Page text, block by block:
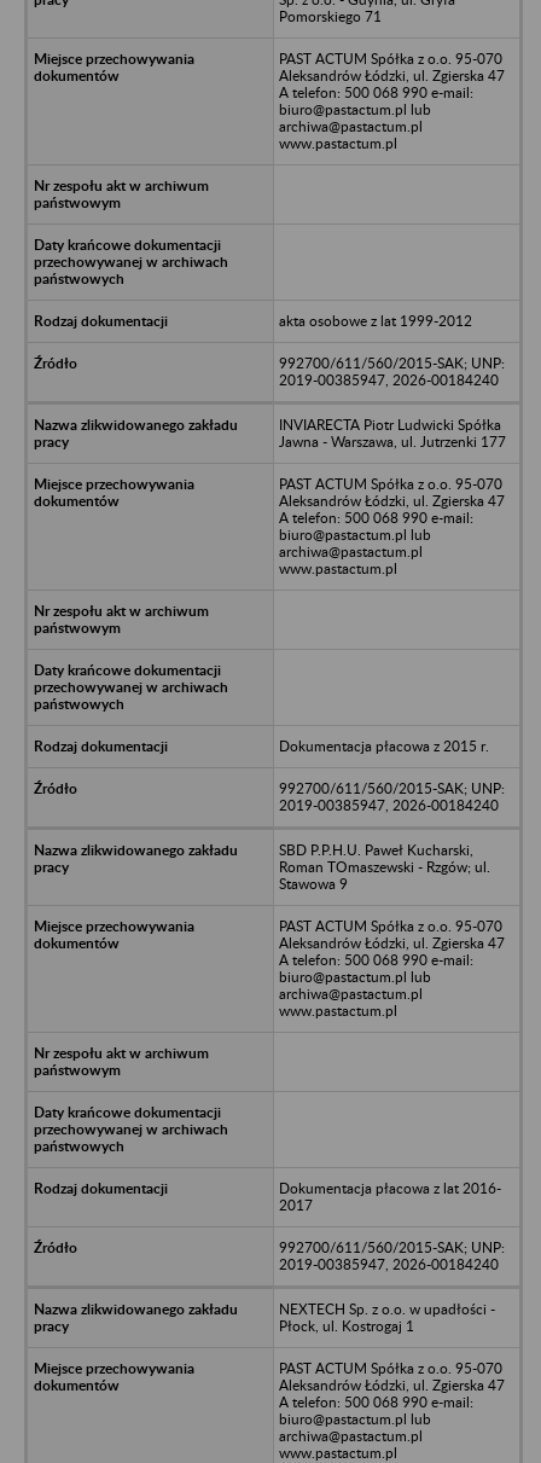
Pomorskiego 71
PAST ACTUM Spółka z o.o. 95-070
Aleksandrów Łódzki, ul. Zgierska 47
A telefon: 500 068 990 e-mail:
biuro@pastactum.pl lub
archiwa@pastactum.pl
www.pastactum.pl
akta osobowe z lat 1999-2012
992700/611/560/2015-SAK; UNP:
2019-00385947, 2026-00184240
INVIARECTA Piotr Ludwicki Spółka
Jawna - Warszawa, ul. Jutrzenki 177
PAST ACTUM Spółka z o.o. 95-070
Aleksandrów Łódzki, ul. Zgierska 47
A telefon: 500 068 990 e-mail:
biuro@pastactum.pl lub
archiwa@pastactum.pl
www.pastactum.pl
Dokumentacja płacowa z 2015 r.
992700/611/560/2015-SAK; UNP:
2019-00385947, 2026-00184240
SBD P.P.H.U. Paweł Kucharski,
Roman TOmaszewski - Rzgów; ul.
Stawowa 9
PAST ACTUM Spółka z o.o. 95-070
Aleksandrów Łódzki, ul. Zgierska 47
A telefon: 500 068 990 e-mail:
biuro@pastactum.pl lub
archiwa@pastactum.pl
www.pastactum.pl
Dokumentacja płacowa z lat 2016-
2017
992700/611/560/2015-SAK; UNP:
2019-00385947, 2026-00184240
NEXTECH Sp. z o.o. w upadłości -
Płock, ul. Kostrogaj 1
PAST ACTUM Spółka z o.o. 95-070
Aleksandrów Łódzki, ul. Zgierska 47
A telefon: 500 068 990 e-mail:
biuro@pastactum.pl lub
archiwa@pastactum.pl
www.pastactum.pl